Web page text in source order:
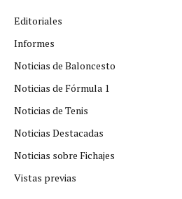
Editoriales
Informes
Noticias de Baloncesto
Noticias de Fórmula 1
Noticias de Tenis
Noticias Destacadas
Noticias sobre Fichajes
Vistas previas